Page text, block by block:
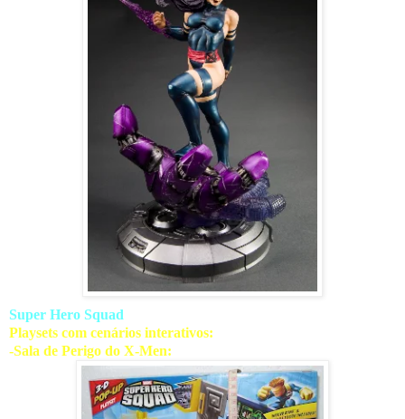
Super Hero Squad
Playsets com cenários interativos:
-Sala de Perigo do X-Men: